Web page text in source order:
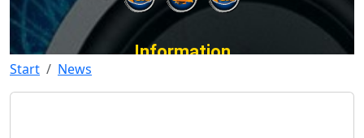
Start News